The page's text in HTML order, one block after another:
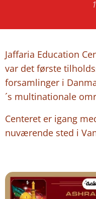
Jaffaria Education
var det første
forsamlinger i
´s multinationale
Centeret er igang
nuværende sted i